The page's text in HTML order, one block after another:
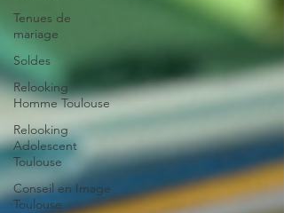
Tenues de
mariage
Soldes
Relooking
Homme Toulouse
Relooking
Adolescent
Toulouse
Conseil en Image
Toulouse